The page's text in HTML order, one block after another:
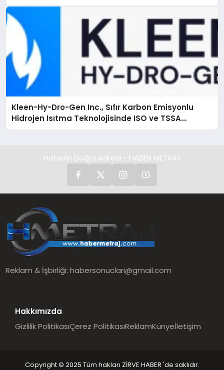
Kleen-Hy-Dro-Gen Inc., Sıfır Karbon Emisyonlu
Hidrojen Isıtma Teknolojisinde ISO ve TSSA
Düzenleyici Onaylarını Aldı
Haberin Doğru Adresi - HABER METRAJ
Reklam & İşbirliği:habersonuclari@gmail.com
Hakkımızda
Gizlilik PolitikasıÇerez PolitikasıReklamKünyeİletişim
Copyright © 2025 Tüm hakları ZİRVE HABER 'de saklıdır.